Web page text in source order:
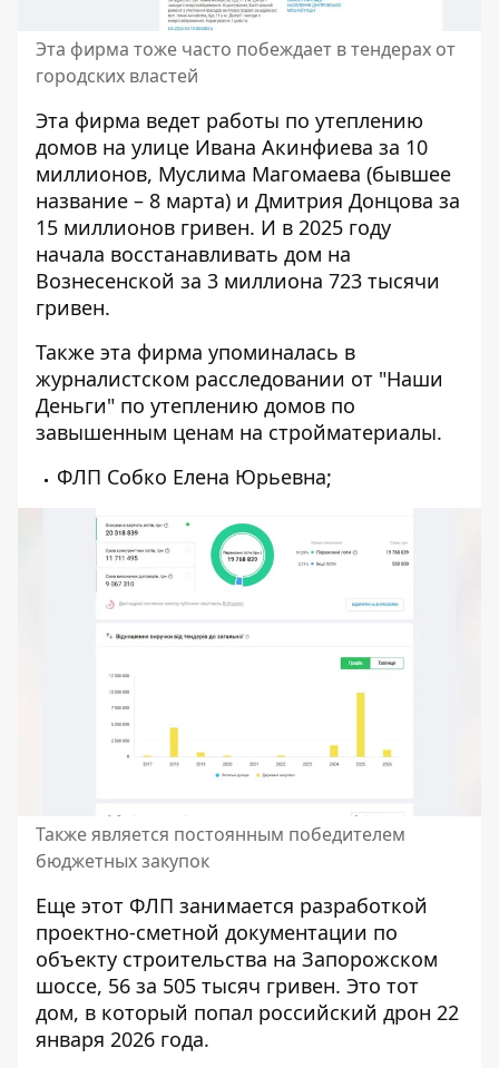
Эта фирма тоже часто побеждает в тендерах от
городских властей
Эта фирма ведет работы по утеплению
домов на улице Ивана Акинфиева за 10
миллионов, Муслима Магомаева (бывшее
название – 8 марта) и Дмитрия Донцова за
15 миллионов гривен. И в 2025 году
начала восстанавливать дом на
Вознесенской за 3 миллиона 723 тысячи
гривен.
Также эта фирма упоминалась в
журналистском расследовании от "Наши
Деньги" по утеплению домов по
завышенным ценам на стройматериалы.
ФЛП Собко Елена Юрьевна;
Также является постоянным победителем
бюджетных закупок
Еще этот ФЛП занимается разработкой
проектно-сметной документации по
объекту строительства на Запорожском
шоссе, 56 за 505 тысяч гривен. Это тот
дом, в который попал российский дрон 22
января 2026 года.